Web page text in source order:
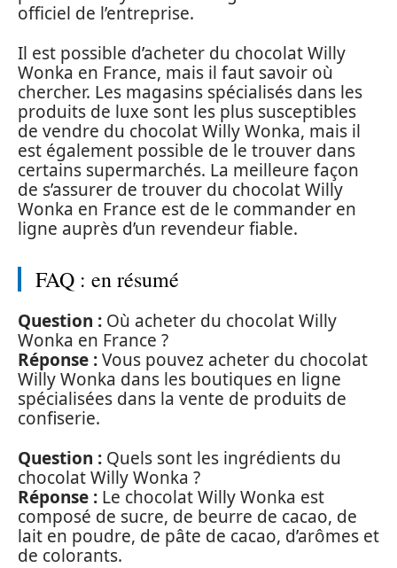
officiel de l’entreprise.
Il est possible d’acheter du chocolat Willy
Wonka en France, mais il faut savoir où
chercher. Les magasins spécialisés dans les
produits de luxe sont les plus susceptibles
de vendre du chocolat Willy Wonka, mais il
est également possible de le trouver dans
certains supermarchés. La meilleure façon
de s’assurer de trouver du chocolat Willy
Wonka en France est de le commander en
ligne auprès d’un revendeur fiable.
FAQ : en résumé
Question : Où acheter du chocolat Willy
Wonka en France ?
Réponse :Vous pouvez acheter du chocolat
Willy Wonka dans les boutiques en ligne
spécialisées dans la vente de produits de
confiserie.
Question : Quels sont les ingrédients du
chocolat Willy Wonka ?
Réponse : Le chocolat Willy Wonka est
composé de sucre, de beurre de cacao, de
lait en poudre, de pâte de cacao, d’arômes et
de colorants.